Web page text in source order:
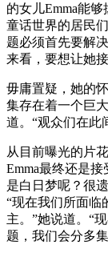
的女儿Emma能
童话世界的居民
题必须首先要解
来看，要想让她
毋庸置疑，她的
集存在着一个巨
道。“观众们在此
从目前曝光的片
Emma最终还是
是白日梦呢？很
“现在我们所面临
主。”她说道。“
题，我们会分多